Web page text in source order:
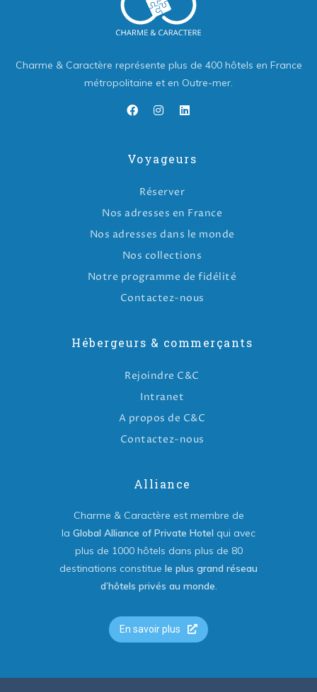
Charme & Caractère représente plus de 400 hôtels en France
métropolitaine et en Outre-mer.
Voyageurs
Réserver
Nos adresses en France
Nos adresses dans le monde
Nos collections
Notre programme de fidélité
Contactez-nous
Hébergeurs & commerçants
Rejoindre C&C
Intranet
A propos de C&C
Contactez-nous
Alliance
Charme & Caractère est membre de
la Global Alliance of Private Hotel qui avec
plus de 1000 hôtels dans plus de 80
destinations constitue le plus grand réseau
d’hôtels privés au monde.
En savoir plus